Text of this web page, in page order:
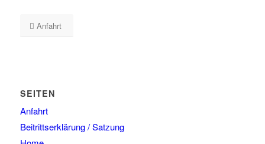
Anfahrt
SEITEN
Anfahrt
Beitrittserklärung / Satzung